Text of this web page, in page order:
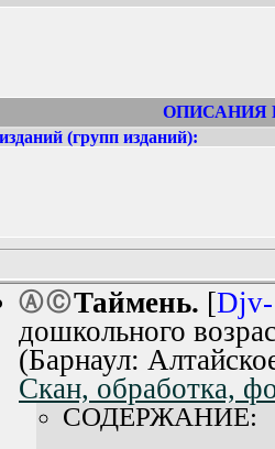
ОПИСАНИЯ
(групп изданий):
ⒶⒸТаймень. [
дошкольного
(Барнаул:
Скан, обработка,
СОДЕРЖАНИЕ: